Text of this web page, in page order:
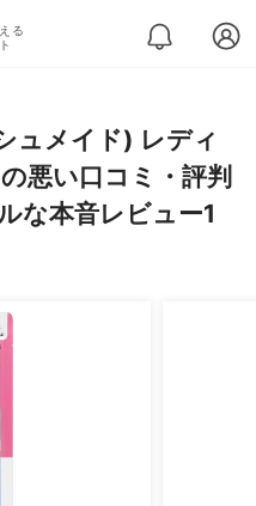
る
ュメイド) レディ
悪い口コミ・評判
な本音レビュー1